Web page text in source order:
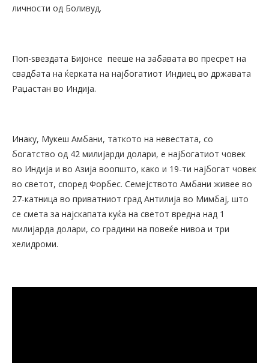
личности од Боливуд.
Поп-ѕвездата Бијонсе пееше на забавата во пресрет на
свадбата на ќерката на најбогатиот Индиец во државата
Раџастан во Индија.
Инаку, Мукеш Амбани, таткото на невестата, со
богатство од 42 милијарди долари, е најбогатиот човек
во Индија и во Азија воопшто, како и 19-ти најбогат човек
во светот, според Форбес. Семејството Амбани живее во
27-катница во приватниот град Антилија во Мимбај, што
се смета за најскапата куќа на светот вредна над 1
милијарда долари, со градини на повеќе нивоа и три
хелидроми.